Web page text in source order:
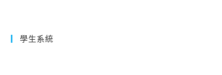
學生系統